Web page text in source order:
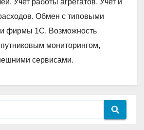
Учет работы агрегатов. Учет и
Обмен с типовыми
фирмы 1С. Возможность
мониторингом,
сервисами.